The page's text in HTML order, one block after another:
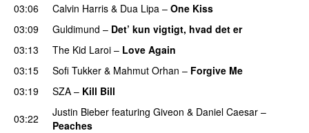
03:06
Calvin Harris & Dua Lipa – One Kiss
03:09
Guldimund – Det’ kun vigtigt, hvad det er
03:13 The Kid Laroi – Love Again
03:15
Sofi Tukker & Mahmut Orhan – Forgive Me
03:19 SZA – Kill Bill
03:22
Justin Bieber featuring Giveon & Daniel Caesar –
Peaches